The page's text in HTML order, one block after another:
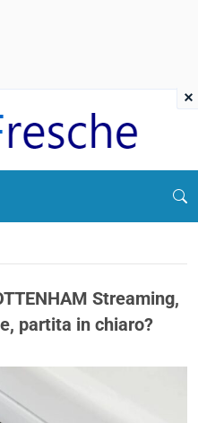
Streaming,
partita in chiaro?
×